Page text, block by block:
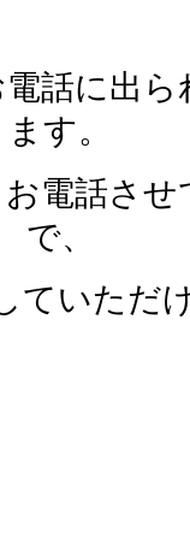
話に出
ます。
電話さ
で、
ていただ